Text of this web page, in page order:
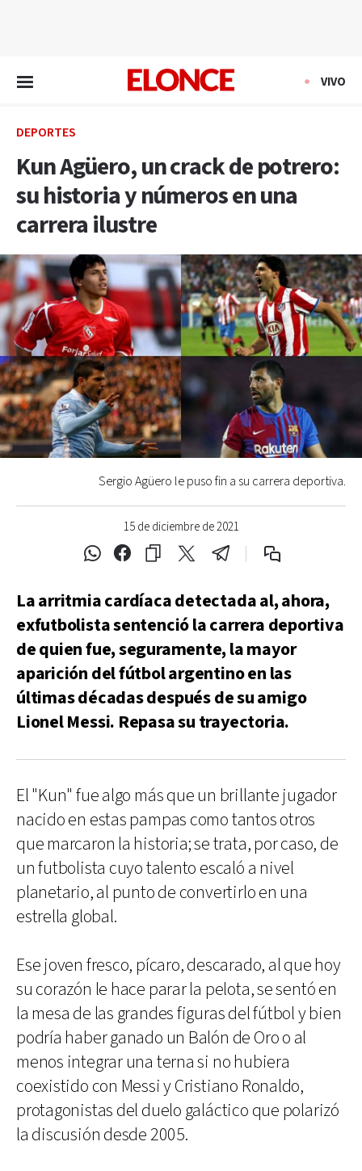
VIVO
DEPORTES
Kun Agüero, un crack de potrero:
su historia y números en una
carrera ilustre
15 de diciembre de 2021
Sergio Agüero le puso fin a su carrera deportiva.
La arritmia cardíaca detectada al, ahora,
exfutbolista sentenció la carrera deportiva
de quien fue, seguramente, la mayor
aparición del fútbol argentino en las
últimas décadas después de su amigo
Lionel Messi. Repasa su trayectoria.
El "Kun" fue algo más que un brillante jugador
nacido en estas pampas como tantos otros
que marcaron la historia; se trata, por caso, de
un futbolista cuyo talento escaló a nivel
planetario, al punto de convertirlo en una
estrella global.
Ese joven fresco, pícaro, descarado, al que hoy
su corazón le hace parar la pelota, se sentó en
la mesa de las grandes figuras del fútbol y bien
podría haber ganado un Balón de Oro o al
menos integrar una terna si no hubiera
coexistido con Messi y Cristiano Ronaldo,
protagonistas del duelo galáctico que polarizó
la discusión desde 2005.